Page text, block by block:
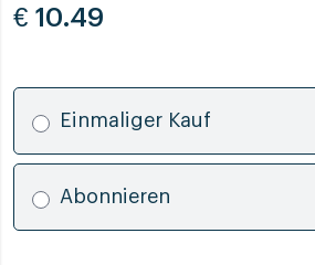
€ 10.49
Einmaliger Kauf
Abonnieren